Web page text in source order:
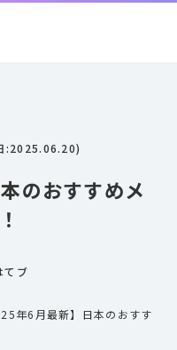
:2025.06.20)
のおすすめメ
てブ
年6月最新】日本のおすす